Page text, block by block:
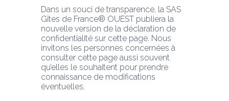
Dans un souci de transparence, la SAS
Gîtes de France® OUEST publiera la
nouvelle version de la déclaration de
confidentialité sur cette page. Nous
invitons les personnes concernées à
consulter cette page aussi souvent
qu’elles le souhaitent pour prendre
connaissance de modifications
éventuelles.